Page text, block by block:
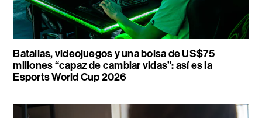
Batallas, videojuegos y una bolsa de US$75
millones “capaz de cambiar vidas”: así es la
Esports World Cup 2026